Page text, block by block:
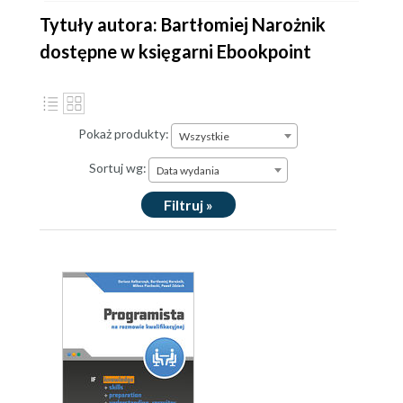
Tytuły autora: Bartłomiej Narożnik
dostępne w księgarni Ebookpoint
Pokaż produkty: Wszystkie
Sortuj wg: Data wydania
Filtruj »